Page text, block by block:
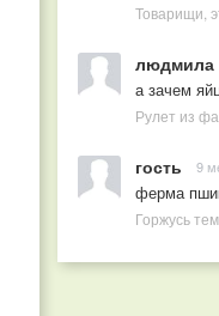
людмила
а зачем
Рулет из
гость 9
ферма